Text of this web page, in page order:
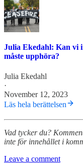
Julia Ekedahl: Kan vi
måste upphöra?
Julia Ekedahl
·
November 12, 2023
Läs hela berättelsen
Vad tycker du?
inte för innehållet i
Leave a comment